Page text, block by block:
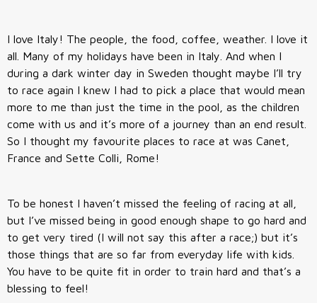
I love Italy! The people, the food, coffee, weather. I love it
all. Many of my holidays have been in Italy. And when I
during a dark winter day in Sweden thought maybe I’ll try
to race again I knew I had to pick a place that would mean
more to me than just the time in the pool, as the children
come with us and it’s more of a journey than an end result.
So I thought my favourite places to race at was Canet,
France and Sette Colli, Rome!
To be honest I haven’t missed the feeling of racing at all,
but I’ve missed being in good enough shape to go hard and
to get very tired (I will not say this after a race;) but it’s
those things that are so far from everyday life with kids.
You have to be quite fit in order to train hard and that’s a
blessing to feel!